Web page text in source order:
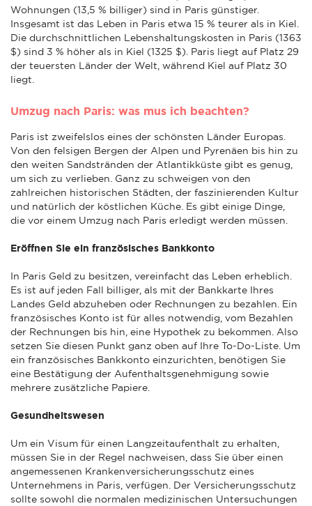
Wohnungen (13,5 % billiger) sind in Paris günstiger.
Insgesamt ist das Leben in Paris etwa 15 % teurer als in Kiel.
Die durchschnittlichen Lebenshaltungskosten in Paris (1363
$) sind 3 % höher als in Kiel (1325 $). Paris liegt auf Platz 29
der teuersten Länder der Welt, während Kiel auf Platz 30
liegt.
Umzug nach Paris: was mus ich beachten?
Paris ist zweifelslos eines der schönsten Länder Europas.
Von den felsigen Bergen der Alpen und Pyrenäen bis hin zu
den weiten Sandstränden der Atlantikküste gibt es genug,
um sich zu verlieben. Ganz zu schweigen von den
zahlreichen historischen Städten, der faszinierenden Kultur
und natürlich der köstlichen Küche. Es gibt einige Dinge,
die vor einem Umzug nach Paris erledigt werden müssen.
Eröffnen Sie ein französisches Bankkonto
In Paris Geld zu besitzen, vereinfacht das Leben erheblich.
Es ist auf jeden Fall billiger, als mit der Bankkarte Ihres
Landes Geld abzuheben oder Rechnungen zu bezahlen. Ein
französisches Konto ist für alles notwendig, vom Bezahlen
der Rechnungen bis hin, eine Hypothek zu bekommen. Also
setzen Sie diesen Punkt ganz oben auf Ihre To-Do-Liste. Um
ein französisches Bankkonto einzurichten, benötigen Sie
eine Bestätigung der Aufenthaltsgenehmigung sowie
mehrere zusätzliche Papiere.
Gesundheitswesen
Um ein Visum für einen Langzeitaufenthalt zu erhalten,
müssen Sie in der Regel nachweisen, dass Sie über einen
angemessenen Krankenversicherungsschutz eines
Unternehmens in Paris, verfügen. Der Versicherungsschutz
sollte sowohl die normalen medizinischen Untersuchungen